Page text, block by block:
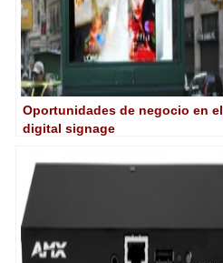
Oportunidades de negocio en el
digital signage